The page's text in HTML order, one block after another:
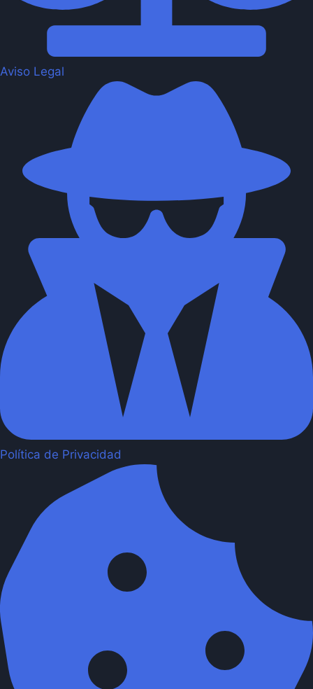
Aviso Legal
Política de Privacidad